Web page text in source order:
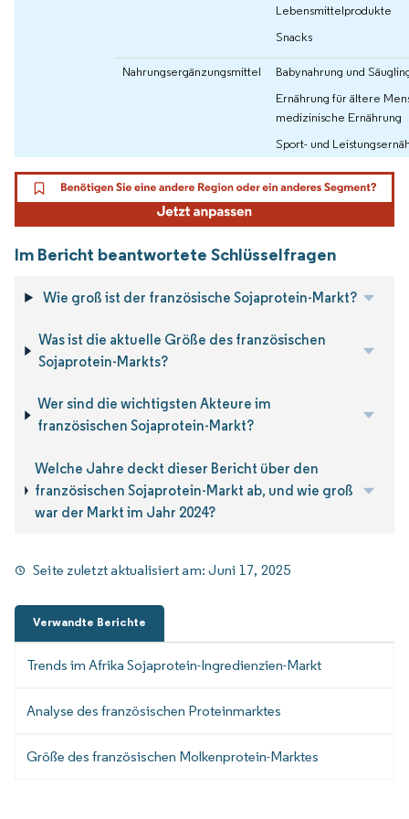
Lebensmittelprodukte
Snacks
Nahrungsergänzungsmittel
Babynahrung und
Ernährung für ältere
medizinische Ernährung
Sport- und
Im Bericht beantwortete Schlüsselfragen
Wie groß ist der französische Sojaprotein-Markt?
Was ist die aktuelle Größe des französischen
Sojaprotein-Markts?
Wer sind die wichtigsten Akteure im
französischen Sojaprotein-Markt?
Welche Jahre deckt dieser Bericht über den
französischen Sojaprotein-Markt ab, und wie groß
war der Markt im Jahr 2024?
Seite zuletzt aktualisiert am:Juni 17, 2025
Verwandte Berichte
Trends im Afrika Sojaprotein-Ingredienzien-Markt
Analyse des französischen Proteinmarktes
Größe des französischen Molkenprotein-Marktes